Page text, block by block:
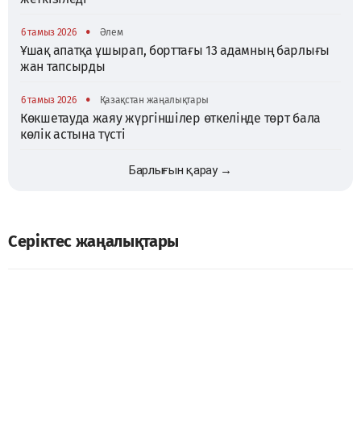
6 тамыз 2026 • Әлем
Ұшақ апатқа ұшырап, борттағы 13 адамның барлығы
жан тапсырды
6 тамыз 2026 • Қазақстан жаңалықтары
Көкшетауда жаяу жүргіншілер өткелінде төрт бала
көлік астына түсті
Барлығын қарау →
Серіктес жаңалықтары